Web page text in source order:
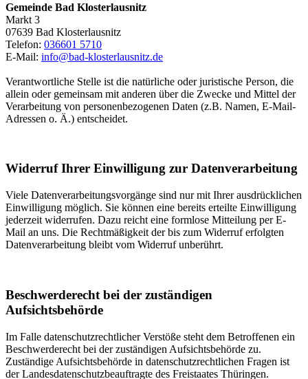
Gemeinde Bad Klosterlausnitz
Markt 3
07639 Bad Klosterlausnitz
Telefon: 036601 5710
E-Mail: info@bad-klosterlausnitz.de
Verantwortliche Stelle ist die natürliche oder juristische Person, die
allein oder gemeinsam mit anderen über die Zwecke und Mittel der
Verarbeitung von personenbezogenen Daten (z.B. Namen, E-Mail-
Adressen o. Ä.) entscheidet.
Widerruf Ihrer Einwilligung zur Datenverarbeitung
Viele Datenverarbeitungsvorgänge sind nur mit Ihrer ausdrücklichen
Einwilligung möglich. Sie können eine bereits erteilte Einwilligung
jederzeit widerrufen. Dazu reicht eine formlose Mitteilung per E-
Mail an uns. Die Rechtmäßigkeit der bis zum Widerruf erfolgten
Datenverarbeitung bleibt vom Widerruf unberührt.
Beschwerderecht bei der zuständigen
Aufsichtsbehörde
Im Falle datenschutzrechtlicher Verstöße steht dem Betroffenen ein
Beschwerderecht bei der zuständigen Aufsichtsbehörde zu.
Zuständige Aufsichtsbehörde in datenschutzrechtlichen Fragen ist
der Landesdatenschutzbeauftragte des Freistaates Thüringen.